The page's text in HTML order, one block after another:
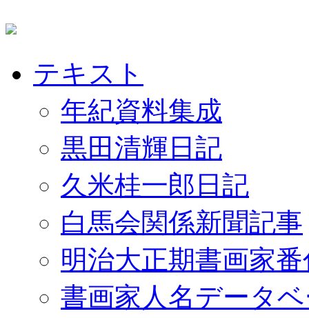
テキスト
年紀資料集成
黒田清輝日記
久米桂一郎日記
白馬会関係新聞記事
明治大正期書画家
書画家人名データ